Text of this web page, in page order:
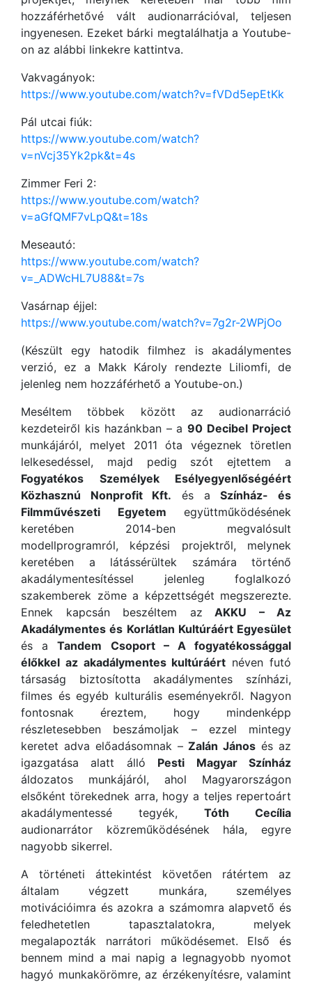
hozzáférhetővé vált audionarrációval, teljesen
ingyenesen. Ezeket bárki megtalálhatja a Youtube-
on az alábbi linkekre kattintva.
Vakvagányok:
https://www.youtube.com/watch?v=fVDd5epEtKk
Pál utcai fiúk:
https://www.youtube.com/watch?
v=nVcj35Yk2pk&t=4s
Zimmer Feri 2:
https://www.youtube.com/watch?
v=aGfQMF7vLpQ&t=18s
Meseautó:
https://www.youtube.com/watch?
v=_ADWcHL7U88&t=7s
Vasárnap éjjel:
https://www.youtube.com/watch?v=7g2r-2WPjOo
(Készült egy hatodik filmhez is akadálymentes
verzió, ez a Makk Károly rendezte Liliomfi, de
jelenleg nem hozzáférhető a Youtube-on.)
Meséltem többek között az audionarráció
kezdeteiről kis hazánkban – a90 Decibel Project
munkájáról, melyet 2011 óta végeznek töretlen
lelkesedéssel, majd pedig szót ejtettem a
Fogyatékos Személyek Esélyegyenlőségéért
Közhasznú Nonprofit Kft. és aSzínház- és
Filmművészeti Egyetem együttműködésének
keretében 2014-ben megvalósult
modellprogramról, képzési projektről, melynek
keretében a látássérültek számára történő
akadálymentesítéssel jelenleg foglalkozó
szakemberek zöme a képzettségét megszerezte.
Ennek kapcsán beszéltem az AKKU – Az
Akadálymentes és Korlátlan Kultúráért Egyesület
és aTandem Csoport – A fogyatékossággal
élőkkel az akadálymentes kultúráért néven futó
társaság biztosította akadálymentes színházi,
filmes és egyéb kulturális eseményekről. Nagyon
fontosnak éreztem, hogy mindenképp
részletesebben beszámoljak – ezzel mintegy
keretet adva előadásomnak –Zalán János és az
igazgatása alatt álló Pesti Magyar Színház
áldozatos munkájáról, ahol Magyarországon
elsőként törekednek arra, hogy a teljes repertoárt
akadálymentessé tegyék, Tóth Cecília
audionarrátor közreműködésének hála, egyre
nagyobb sikerrel.
A történeti áttekintést követően rátértem az
általam végzett munkára, személyes
motivációimra és azokra a számomra alapvető és
feledhetetlen tapasztalatokra, melyek
megalapozták narrátori működésemet. Első és
bennem mind a mai napig a legnagyobb nyomot
hagyó munkakörömre, az érzékenyítésre, valamint